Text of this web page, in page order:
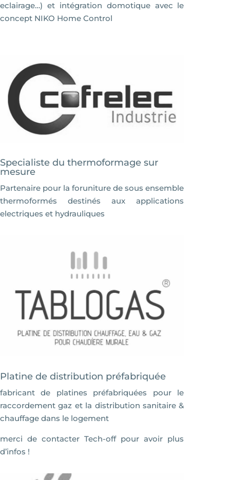
eclairage…) et intégration domotique avec le
concept NIKO Home Control
Specialiste du thermoformage sur
mesure
Partenaire pour la foruniture de sous ensemble
thermoformés destinés aux applications
electriques et hydrauliques
Platine de distribution préfabriquée
fabricant de platines préfabriquées pour le
raccordement gaz et la distribution sanitaire &
chauffage dans le logement
merci de contacter Tech-off pour avoir plus
d’infos !